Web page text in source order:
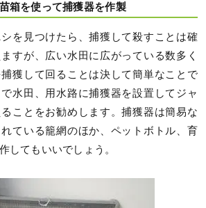
箱を使って捕獲器を作製
を見つけたら、捕獲して殺すことは確
すが、広い水田に広がっている数多く
獲して回ることは決して簡単なことで
水田、用水路に捕獲器を設置してジャ
ことをお勧めします。捕獲器は簡易な
ている籠網のほか、ペットボトル、育
してもいいでしょう。